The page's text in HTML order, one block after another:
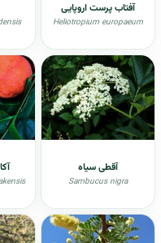
آفتاب پرست اروپایی
Heliotropium europaeum
آقطی سیاه
Sambucus nigra